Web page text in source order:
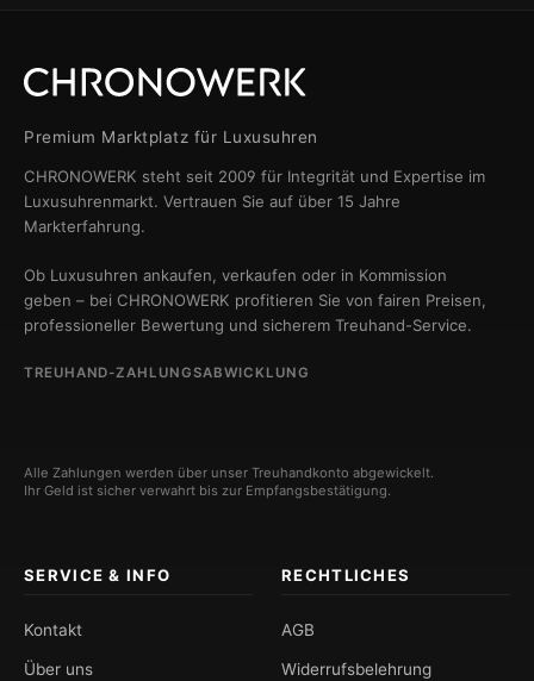
Premium Marktplatz für Luxusuhren
CHRONOWERK steht seit 2009 für Integrität und Expertise im
Luxusuhrenmarkt. Vertrauen Sie auf über 15 Jahre
Markterfahrung.
Ob Luxusuhren ankaufen, verkaufen oder in Kommission
geben – bei CHRONOWERK profitieren Sie von fairen Preisen,
professioneller Bewertung und sicherem Treuhand-Service.
TREUHAND-ZAHLUNGSABWICKLUNG
Alle Zahlungen werden über unser Treuhandkonto abgewickelt.
Ihr Geld ist sicher verwahrt bis zur Empfangsbestätigung.
SERVICE & INFO
Kontakt
Über uns
RECHTLICHES
AGB
Widerrufsbelehrung